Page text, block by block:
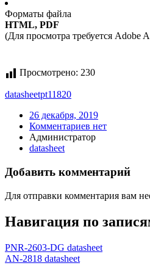
Форматы файла
HTML, PDF
(Для просмотра требуется Adobe
Просмотрено: 230
datasheetpt11820
26 декабря, 2019
Комментариев нет
Администратор
datasheet
Добавить комментарий
Для отправки комментария вам
Навигация по
PNR-2603-DG datasheet
AN-2818 datasheet